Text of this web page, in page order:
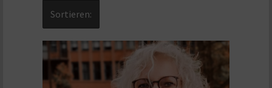
Sortieren: